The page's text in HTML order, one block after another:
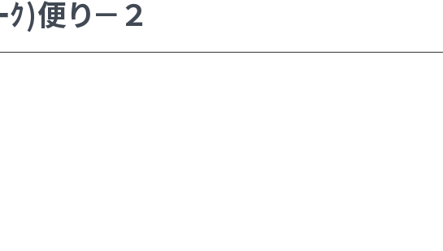
入試日程・手続き文書
校オープンスクール
)便り－２